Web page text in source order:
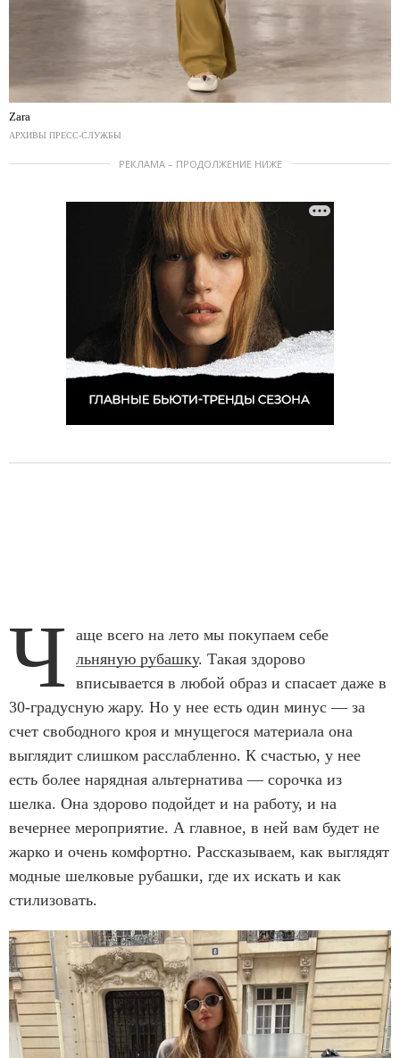
Zara
АРХИВЫ ПРЕСС-СЛУЖБЫ
РЕКЛАМА – ПРОДОЛЖЕНИЕ НИЖЕ
Ч
аще всего на лето мы покупаем себе
льняную рубашку. Такая здорово
вписывается в любой образ и спасает даже в
30-градусную жару. Но у нее есть один минус — за
счет свободного кроя и мнущегося материала она
выглядит слишком расслабленно. К счастью, у нее
есть более нарядная альтернатива — сорочка из
шелка. Она здорово подойдет и на работу, и на
вечернее мероприятие. А главное, в ней вам будет не
жарко и очень комфортно. Рассказываем, как выглядят
модные шелковые рубашки, где их искать и как
стилизовать.